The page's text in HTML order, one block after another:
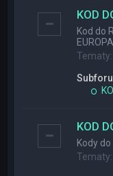
KOD
Kod do
EUROPA
Tematy:
KOD
Kody
Tematy: